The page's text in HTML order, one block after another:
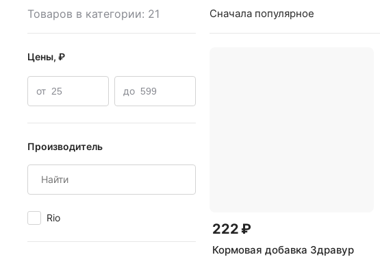
Витамины для волнистых попугаев
Товаров в категории: 21
Цены, ₽
от до
Производитель
Rio
Сначала популярное
222 ₽
Кормовая добавка Здравур